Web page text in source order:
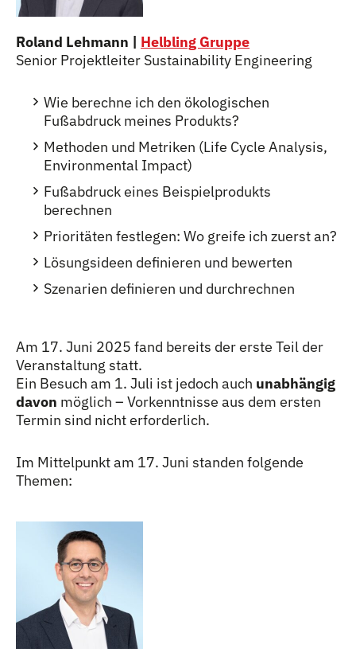
Roland Lehmann | Helbling Gruppe
Senior Projektleiter Sustainability Engineering
Wie berechne ich den ökologischen
Fußabdruck meines Produkts?
Methoden und Metriken (Life Cycle Analysis,
Environmental Impact)
Fußabdruck eines Beispielprodukts
berechnen
Prioritäten festlegen: Wo greife ich zuerst an?
Lösungsideen definieren und bewerten
Szenarien definieren und durchrechnen
Am 17. Juni 2025 fand bereits der erste Teil der
Veranstaltung statt.
Ein Besuch am 1. Juli ist jedoch auch unabhängig
davon möglich – Vorkenntnisse aus dem ersten
Termin sind nicht erforderlich.
Im Mittelpunkt am 17. Juni standen folgende
Themen: